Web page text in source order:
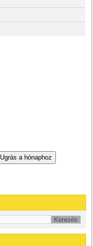
Ugrás a hónaphoz